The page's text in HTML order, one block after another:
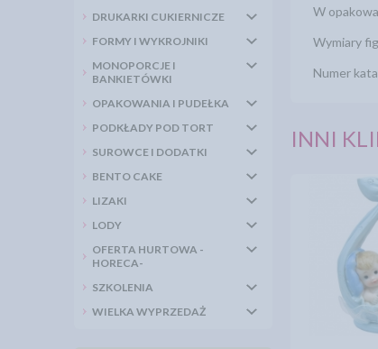
DRUKARKI CUKIERNICZE
FORMY I WYKROJNIKI
MONOPORCJE I
BANKIETÓWKI
OPAKOWANIA I PUDEŁKA
PODKŁADY POD TORT
SUROWCE I DODATKI
BENTO CAKE
LIZAKI
LODY
OFERTA HURTOWA -
HORECA-
SZKOLENIA
WIELKA WYPRZEDAŻ
W
Wymiary
Numer
INNI